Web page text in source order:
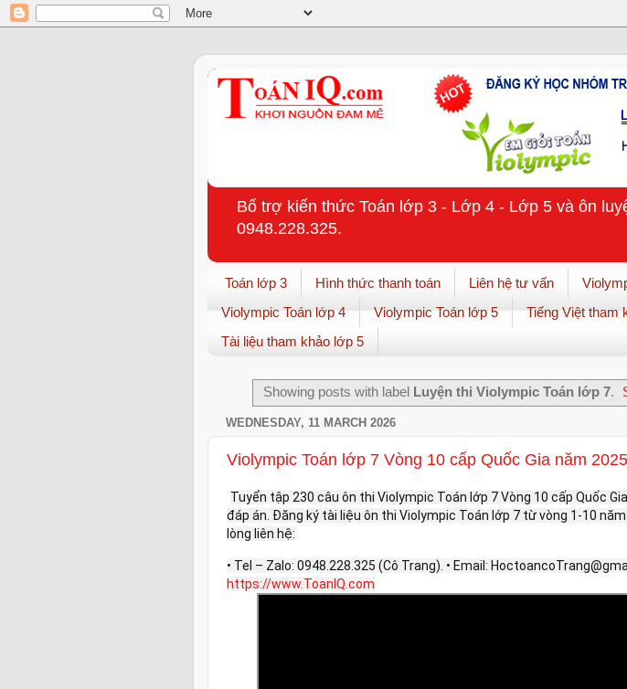
Bổ trợ kiến thức Toán lớp 3 - Lớp 4 - Lớp 5 và ôn
0948.228.325.
Toán lớp 3 Hình thức thanh toán Liên hệ tư vấn
Violympic Toán lớp 4
Violympic Toán lớp 5 Tiếng Việt tham
Tài liệu tham khảo lớp 5
Showing posts with label Luyện thi Violympic Toán lớp 7.
WEDNESDAY, 11 MARCH 2026
Violympic Toán lớp 7 Vòng 10 cấp Quốc Gia năm
Tuyển tập 230 câu ôn thi Violympic Toán lớp 7 Vòng 10 cấp Quốc
đáp án. Đăng ký tài liệu ôn thi Violympic Toán lớp 7 từ vòng 1-10
lòng liên hệ:
• Tel – Zalo: 0948.228.325 (Cô Trang). • Email:
https://www.ToanIQ.com